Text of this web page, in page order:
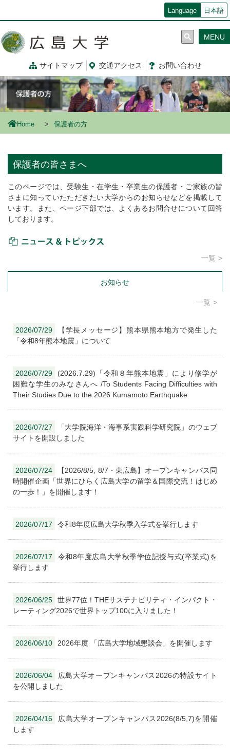
コ
ン
ツ
に
移
動
Language 日本語
サイトマップ 交通アクセス お問い合わせ
MENU
Home 保護者の方
保護者の皆さまへ
このページでは、受験生・在学生・卒業生の保護者・ご家族の皆
さまに知っていたただきたい大学からのお知らせなどを掲載して
います。また、ページ下部では、よくあるお問合せについて回答
しております。
一覧
お知らせ
一覧
2026/07/29
【学長メッセージ】熊本県熊本地方で発生した
「令和8年熊本地震」について
2026/07/29
(2026.7.29)「令和８年熊本地震」により修学が
困難な学生のみなさんへ /To Students Facing Difficulties with
Their Studies Due to the 2026 Kumamoto Earthquake
2026/07/27
「大学院海洋・海事系実践科学研究院」のウェブ
サイトを開設しました
2026/07/24
【2026/8/5, 8/7・東広島】オープンキャンパス同
時開催企画「世界にひらく広島大学の留学＆国際交流！はじめ
の一歩！」を開催します！
2026/07/17 令和8年度広島大学秋季入学式を挙行します
2026/07/17
令和8年度広島大学秋季学位記授与式(卒業式)を
挙行します
2026/06/25
世界77位！THEサステナビリティ・インパクト・
レーティング2026で世界トップ100に入りました！
2026/06/10 2026年度 「広島大学地域懇談会」を開催します
2026/06/04
広島大学オープンキャンパス2026の特設サイト
を公開しました
2026/04/16
広島大学オープンキャンパス2026(8/5,7)を開催
します